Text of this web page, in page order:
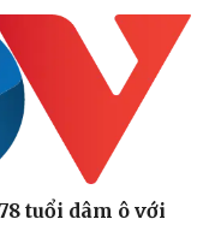
tuổi dâm ô với